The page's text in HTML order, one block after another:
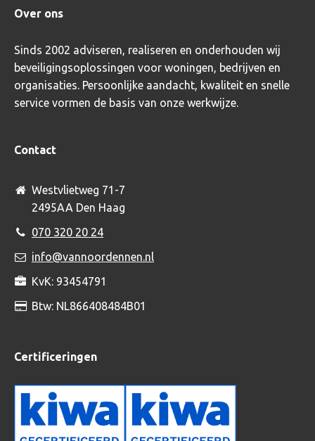
Over ons
Sinds 2002 adviseren, realiseren en onderhouden wij
beveiligingsoplossingen voor woningen, bedrijven en
organisaties. Persoonlijke aandacht, kwaliteit en snelle
service vormen de basis van onze werkwijze.
Contact
Westvlietweg 71-7
2495AA Den Haag
070 320 20 24
info@vannoordennen.nl
KvK: 93454791
Btw: NL866408484B01
Certificeringen